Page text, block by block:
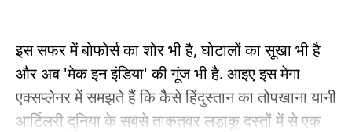
इस सफर में बोफोर्स का शोर भी है, घोटालों का सूखा भी है
और अब 'मेक इन इंडिया' की गूंज भी है. आइए इस मेगा
एक्सप्लेनर में समझते हैं कि कैसे हिंदुस्तान का तोपखाना यानी
आर्टिलरी दुनिया के सबसे ताकतवर लड़ाकू दस्तों में से एक